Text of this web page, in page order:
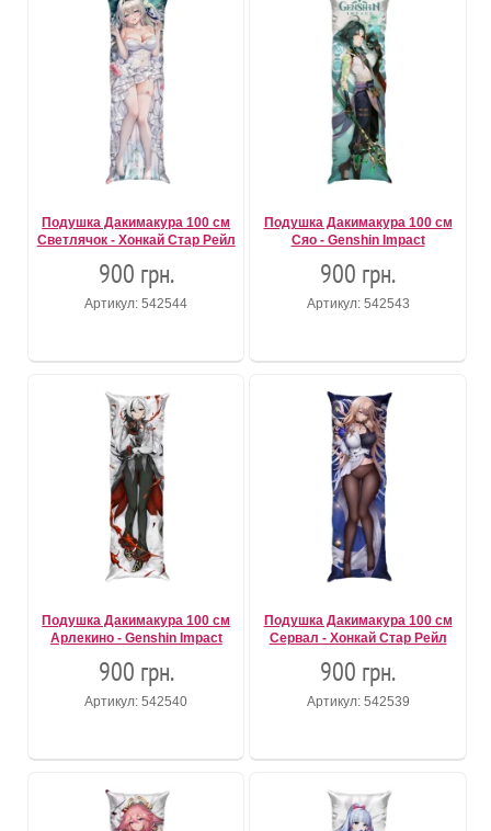
Подушка Дакимакура 100 см
Светлячок - Хонкай Стар Рейл
900 грн.
Артикул: 542544
Подушка Дакимакура 100 см
Сяо - Genshin Impact
900 грн.
Артикул: 542543
Подушка Дакимакура 100 см
Арлекино - Genshin Impact
900 грн.
Артикул: 542540
Подушка Дакимакура 100 см
Сервал - Хонкай Стар Рейл
900 грн.
Артикул: 542539